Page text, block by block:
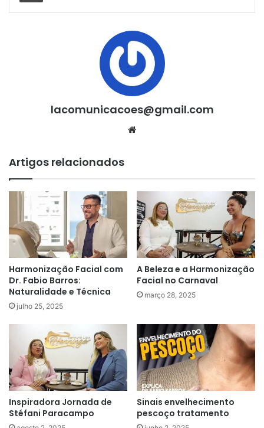
lacomunicacoes@gmail.com
Artigos relacionados
Harmonização Facial com
Dr. Fabio Barros:
Naturalidade e Técnica
julho 25, 2025
A Beleza e a Harmonização
Facial no Carnaval
março 28, 2025
Inspiradora Jornada de
Stéfani Paracampo
Sinais envelhecimento
pescoço tratamento